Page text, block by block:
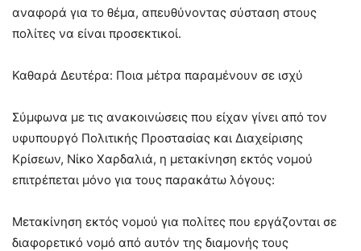
αναφορά για το θέμα, απευθύνοντας σύσταση στους
πολίτες να είναι προσεκτικοί.
Καθαρά Δευτέρα: Ποια μέτρα παραμένουν σε ισχύ
Σύμφωνα με τις ανακοινώσεις που είχαν γίνει από τον
υφυπουργό Πολιτικής Προστασίας και Διαχείρισης
Κρίσεων, Νίκο Χαρδαλιά, η μετακίνηση εκτός νομού
επιτρέπεται μόνο για τους παρακάτω λόγους:
Μετακίνηση εκτός νομού για πολίτες που εργάζονται σε
διαφορετικό νομό από αυτόν της διαμονής τους